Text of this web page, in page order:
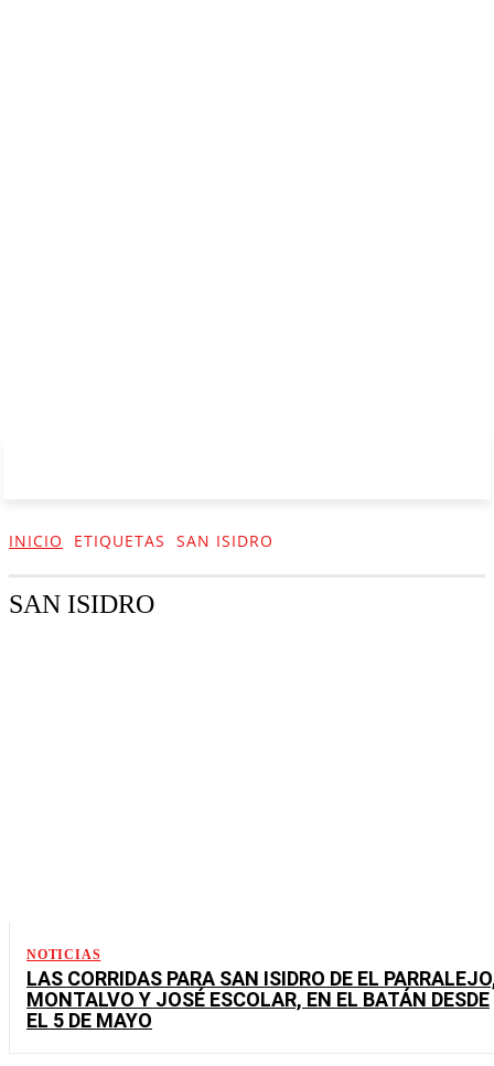
INICIO ETIQUETAS SAN ISIDRO
SAN ISIDRO
NOTICIAS
LAS CORRIDAS PARA SAN ISIDRO DE EL
MONTALVO Y JOSÉ ESCOLAR, EN EL BATÁN DESDE
EL 5 DE MAYO